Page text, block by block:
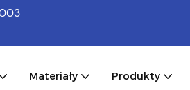
Materiały Produkty